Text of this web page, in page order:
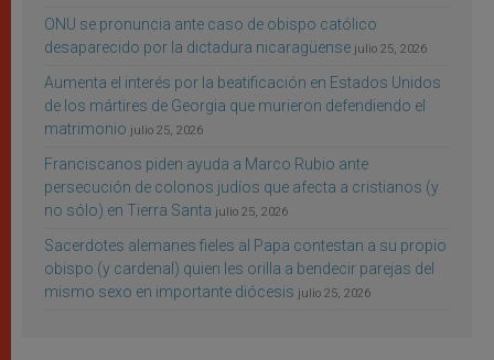
ONU se pronuncia ante caso de obispo católico
desaparecido por la dictadura nicaragüense julio 25, 2026
Aumenta el interés por la beatificación en Estados Unidos
de los mártires de Georgia que murieron defendiendo el
matrimonio julio 25, 2026
Franciscanos piden ayuda a Marco Rubio ante
persecución de colonos judíos que afecta a cristianos (y
no sólo) en Tierra Santa julio 25, 2026
Sacerdotes alemanes fieles al Papa contestan a su propio
obispo (y cardenal) quien les orilla a bendecir parejas del
mismo sexo en importante diócesis julio 25, 2026